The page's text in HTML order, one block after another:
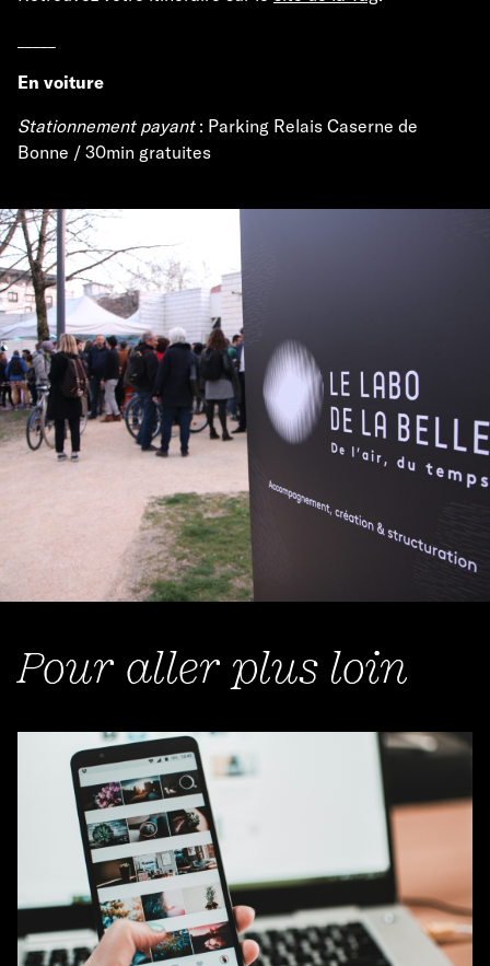
En voiture
Stationnement payant: Parking Relais Caserne de
Bonne / 30min gratuites
Pour aller plus loin